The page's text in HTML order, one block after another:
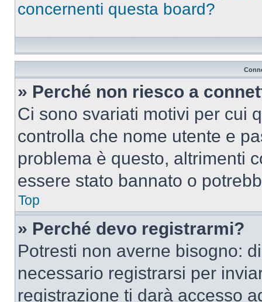
concernenti questa board?
» Perché non riesco a
Ci sono svariati motivi per cui
controlla che nome utente e
problema è questo, altrimenti
essere stato bannato o
Top
» Perché devo registrarmi?
Potresti non averne bisogno:
necessario registrarsi per
registrazione ti darà accesso